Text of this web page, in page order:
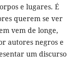
e lugares. É
querem se ver
vem de longe,
autores negros e
um discurso